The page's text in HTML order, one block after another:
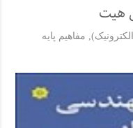
هیت
مفاهیم پایه